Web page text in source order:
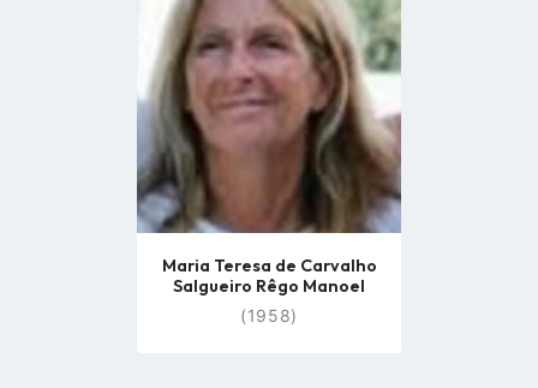
profile
page
Maria Teresa de Carvalho
Salgueiro Rêgo Manoel
(1958)